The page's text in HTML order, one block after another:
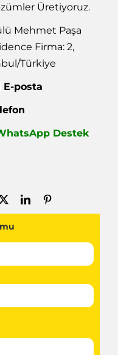
Üretiyoruz.
Mehmet Paşa
Firma: 2,
Türkiye
E-posta
Destek